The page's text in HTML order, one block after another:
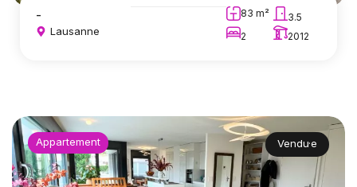
-
Lausanne
83 m²
3.5
2
2012
Appartement Vendu·e